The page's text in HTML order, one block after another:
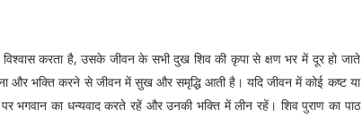
विश्वास करता है, उसके जीवन के सभी दुख शिव की कृपा से क्षण भर में दूर हो जाते
और भक्ति करने से जीवन में सुख और समृद्धि आती है। यदि जीवन में कोई कष्ट या
का धन्यवाद करते रहें और उनकी भक्ति में लीन रहें। शिव पुराण का पाठ